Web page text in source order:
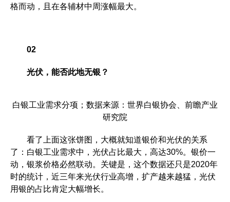
格而动，且在各辅材中周涨幅最大。
02
光伏，能否此地无银？
白银工业需求分项；数据来源：世界白银协会、前瞻产业
研究院
看了上面这张饼图，大概就知道银价和光伏的关系
了：白银工业需求中，光伏占比最大，高达30%。银价一
动，银浆价格必然联动。关键是，这个数据还只是2020年
时的统计，近三年来光伏行业高增，扩产越来越猛，光伏
用银的占比肯定大幅增长。